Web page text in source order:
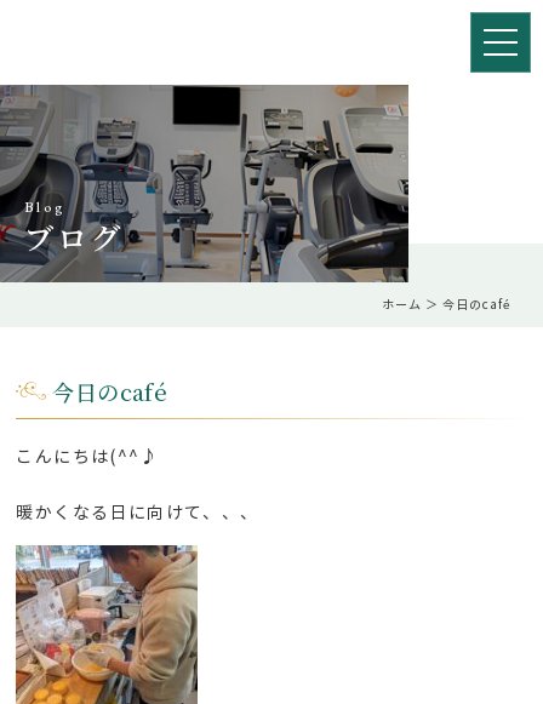
Blog
ブログ
ホーム ＞ 今日のcafé
今日のcafé
こんにちは(^^♪
暖かくなる日に向けて、、、